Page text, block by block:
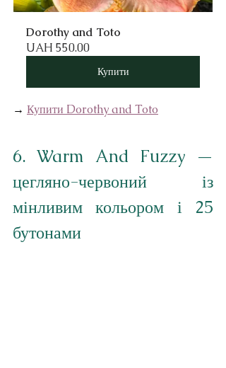
Dorothy and Toto
UAH 550.00
Купити
→ Купити Dorothy and Toto
6. Warm And Fuzzy —
цегляно-червоний із
мінливим кольором і 25
бутонами